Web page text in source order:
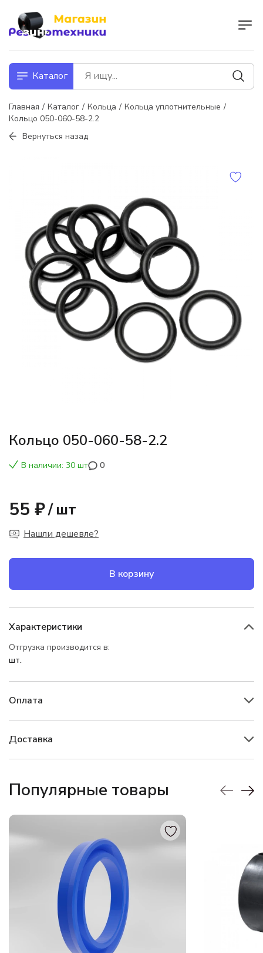
Каталог
Главная Каталог Кольца
Кольца уплотнительные
Кольцо 050-060-58-2.2
Вернуться назад
Кольцо 050-060-58-2.2
В наличии: 30 шт 0
55 ₽/ шт
Нашли дешевле?
В корзину
Характеристики
Отгрузка производится в:
шт.
Оплата
Доставка
Популярные товары